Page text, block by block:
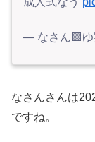
— なさん🟩ゆ
なさんさんは
ですね。